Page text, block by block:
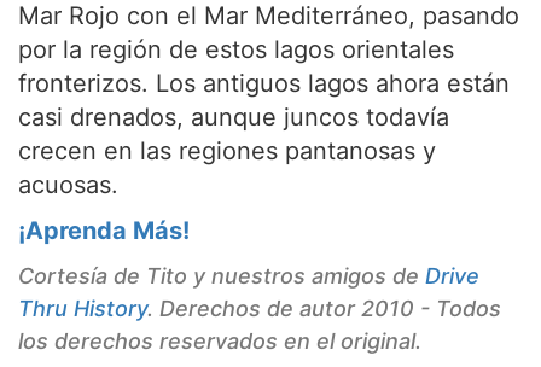
Mar Rojo con el Mar Mediterráneo, pasando
por la región de estos lagos orientales
fronterizos. Los antiguos lagos ahora están
casi drenados, aunque juncos todavía
crecen en las regiones pantanosas y
acuosas.
¡Aprenda Más!
Cortesía de Tito y nuestros amigos de Drive
Thru History. Derechos de autor 2010 - Todos
los derechos reservados en el original.